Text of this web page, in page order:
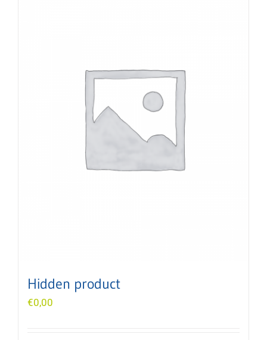
Hidden product
€0,00